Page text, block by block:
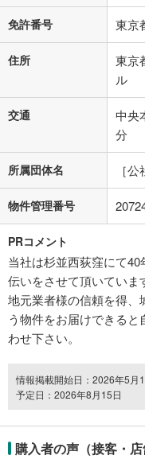
免許番号 東京
住所
東京
ル
交通
中央
分
所属団体名 ［
物件管理番号
PRコメント
当社は杉並西荻窪にて40
伝いをさせて頂いていま
地元業者様の信頼を得、
う物件をお届けできる
わせ下さい。
情報掲載開始日：2026年5月
予定日：2026年8月15日
購入者の声（接客・店